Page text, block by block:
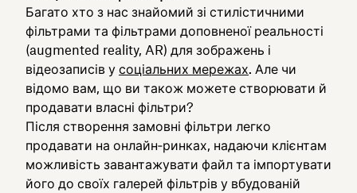
Багато хто з нас знайомий зі стилістичними
фільтрами та фільтрами доповненої реальності
(augmented reality, AR) для зображень і
відеозаписів у соціальних мережах. Але чи
відомо вам, що ви також можете створювати й
продавати власні фільтри?
Після створення замовні фільтри легко
продавати на онлайн‑ринках, надаючи клієнтам
можливість завантажувати файл та імпортувати
його до своїх галерей фільтрів у вбудованій